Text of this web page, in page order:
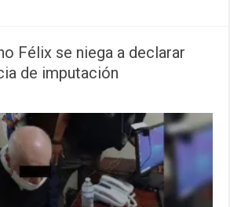
Félix se niega a declarar
de imputación